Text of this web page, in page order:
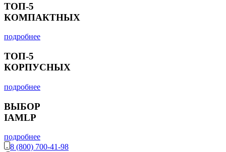
ТОП-5
КОМПАКТНЫХ
подробнее
ТОП-5
КОРПУСНЫХ
подробнее
ВЫБОР
IAMLP
подробнее
8 (800) 700-41-98